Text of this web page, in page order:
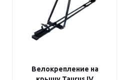
Велокрепление на